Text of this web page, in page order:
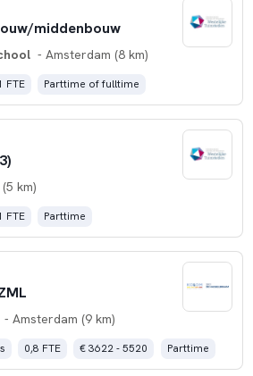
middenbouw
- Amsterdam (8 km)
FTE Parttime of fulltime
km)
FTE Parttime
- Amsterdam (9 km)
0,8 FTE € 3622 - 5520 Parttime